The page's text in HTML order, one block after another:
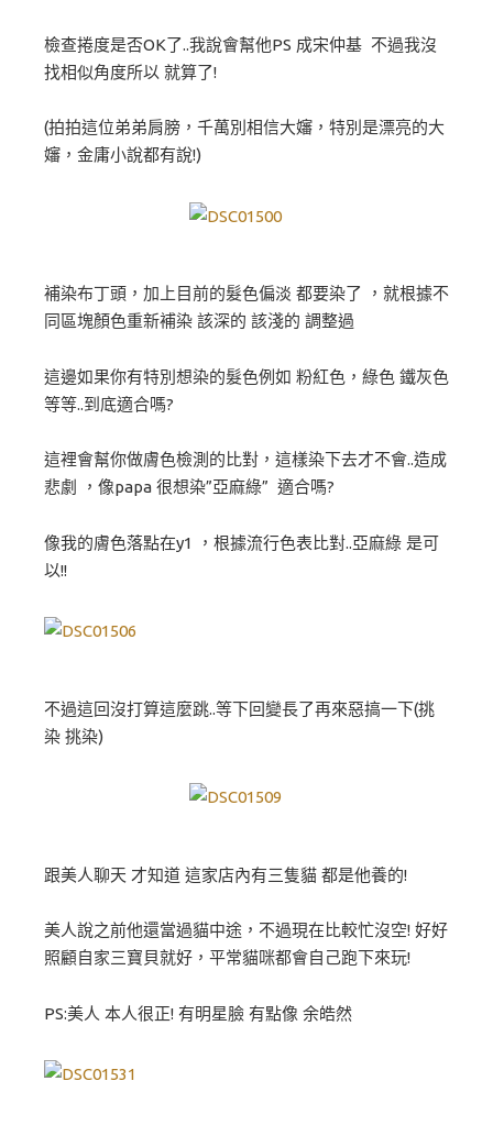
檢查捲度是否OK了..我說會幫他PS 成宋仲基 不過我沒
找相似角度所以 就算了!
(拍拍這位弟弟肩膀，千萬別相信大嬸，特別是漂亮的大
嬸，金庸小說都有說!)
補染布丁頭，加上目前的髮色偏淡 都要染了 ，就根據不
同區塊顏色重新補染 該深的 該淺的 調整過
這邊如果你有特別想染的髮色例如 粉紅色，綠色 鐵灰色
等等..到底適合嗎?
這裡會幫你做膚色檢測的比對，這樣染下去才不會..造成
悲劇 ，像papa 很想染”亞麻綠” 適合嗎?
像我的膚色落點在y1 ，根據流行色表比對..亞麻綠 是可
以!!
不過這回沒打算這麼跳..等下回變長了再來惡搞一下(挑
染 挑染)
跟美人聊天 才知道 這家店內有三隻貓 都是他養的!
美人說之前他還當過貓中途，不過現在比較忙沒空! 好好
照顧自家三寶貝就好，平常貓咪都會自己跑下來玩!
PS:美人 本人很正! 有明星臉 有點像 余皓然